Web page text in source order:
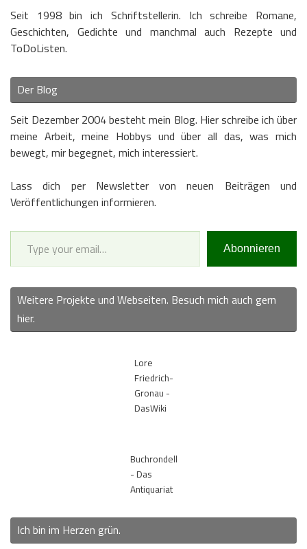
Seit 1998 bin ich Schriftstellerin. Ich schreibe Romane,
Geschichten, Gedichte und manchmal auch Rezepte und
ToDoListen.
Der Blog
Seit Dezember 2004 besteht mein Blog. Hier schreibe ich über
meine Arbeit, meine Hobbys und über all das, was mich
bewegt, mir begegnet, mich interessiert.
Lass dich per Newsletter von neuen Beiträgen und
Veröffentlichungen informieren.
Type your email…
Abonnieren
Weitere Projekte und Webseiten. Besuch mich auch gern
hier.
Lore
Friedrich-
Gronau -
DasWiki
Buchrondell
- Das
Antiquariat
Ich bin im Herzen grün.